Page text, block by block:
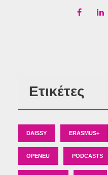
Ετικέτες
DAISSY ERASMUS+
OPENEU PODCASTS